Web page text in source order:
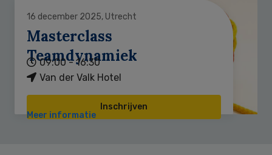
16 december 2025, Utrecht
Masterclass
Teamdynamiek
09:00 - 16:30
Van der Valk Hotel
Inschrijven
Meer informatie